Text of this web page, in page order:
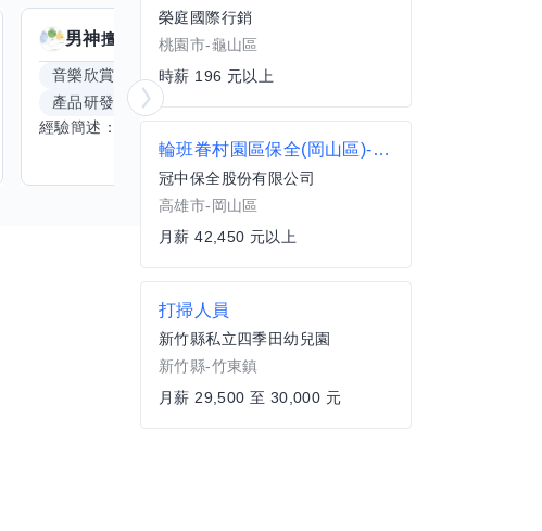
男神擅長 個技能
音樂欣賞 顧問服務
遊戲設計
產品研發
跨部門協作
榮庭國際行銷
桃園市-龜山區
時薪 196 元以上
輪班眷村園區保全(岡山區)-樂群路
冠中保全股份有限公司
高雄市-岡山區
月薪 42,450 元以上
打掃人員
新竹縣私立四季田幼兒園
新竹縣-竹東鎮
月薪 29,500 至 30,000 元